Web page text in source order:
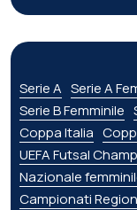
Serie A Serie A
Serie B Femminile
Coppa Italia
UEFA Futsal
Nazionale
Campionati